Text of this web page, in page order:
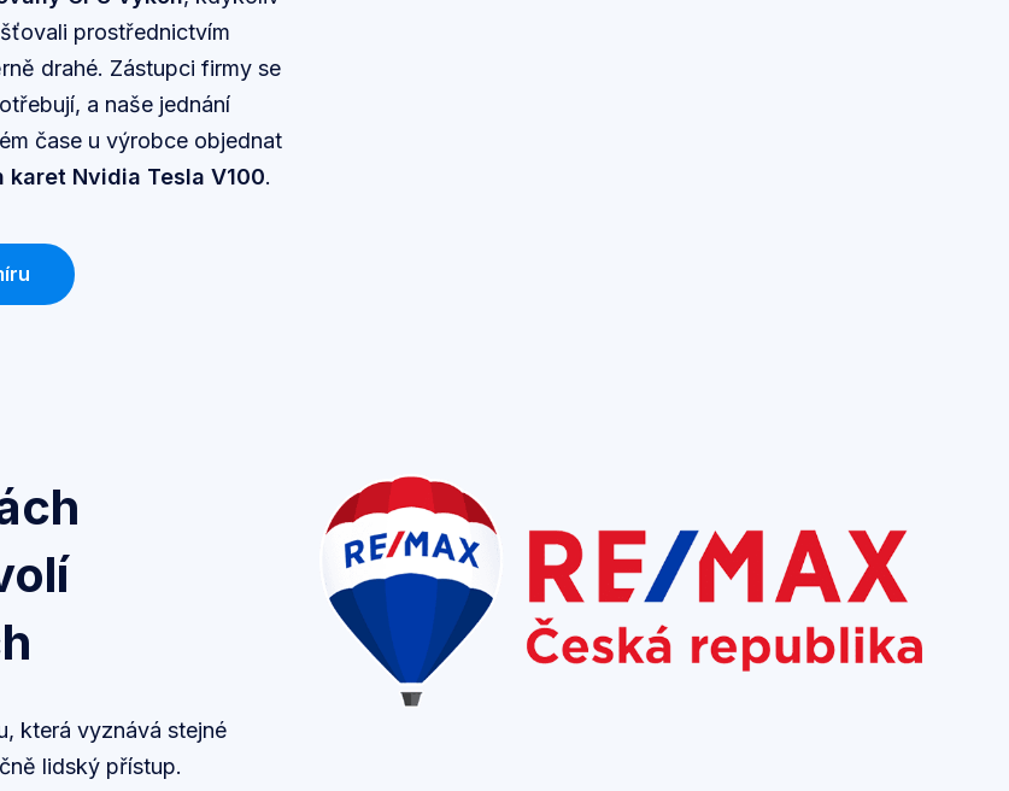
prostřednictvím
drahé. Zástupci firmy se
a naše jednání
čase u výrobce objednat
Nvidia Tesla V100.
která vyznává stejné
lidský přístup.